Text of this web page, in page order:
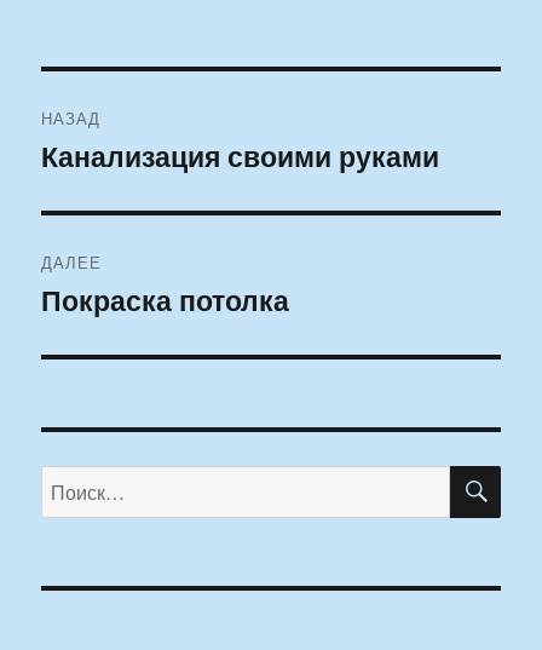
по
НАЗАД
Предыдущая
Канализация своими руками
ДАЛЕЕ
Следующая
Покраска потолка
Искать: